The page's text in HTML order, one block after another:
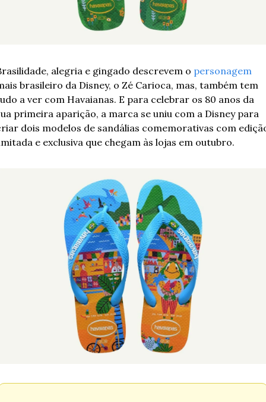
alegria e gingado descrevem o personagem
brasileiro da Disney, o Zé Carioca, mas, também tem
a ver com Havaianas. E para celebrar os 80 anos da
primeira aparição, a marca se uniu com a Disney para
dois modelos de sandálias comemorativas com
e exclusiva que chegam às lojas em outubro.